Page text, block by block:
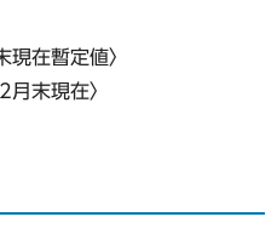
現在暫定値〉
月末現在〉